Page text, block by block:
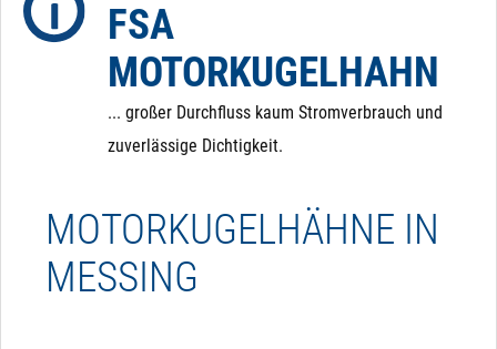
FSA
MOTORKUGELHAHN
... großer Durchfluss kaum Stromverbrauch und
zuverlässige Dichtigkeit.
MOTORKUGELHÄHNE IN
MESSING